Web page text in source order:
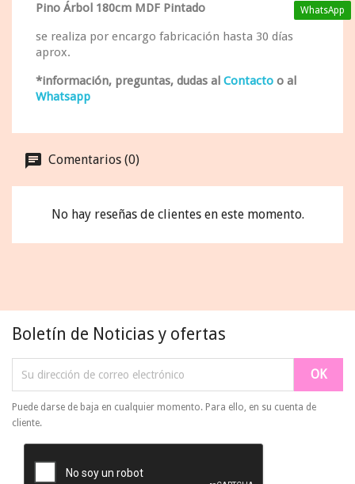
Pino Árbol 180cm MDF Pintado
se realiza por encargo fabricación hasta 30 días
aprox.
*información, preguntas, dudas al Contacto o al
Whatsapp
Comentarios (0)
No hay reseñas de clientes en este momento.
Boletín de Noticias y ofertas
Puede darse de baja en cualquier momento. Para ello, en su cuenta de
cliente.
WhatsApp